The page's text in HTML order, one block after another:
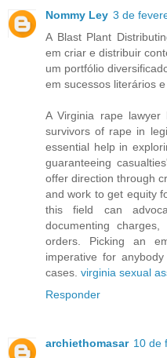
Nommy Ley 3 de
A Blast Plant
em criar e distribuir
um portfólio
em sucessos literários e
A Virginia rape lawyer
survivors of rape in
essential help in
guaranteeing
offer direction through
and work to get equity
this field can
documenting
orders. Picking an
imperative for
cases. virginia sexual
Responder
archiethomasar 10 de